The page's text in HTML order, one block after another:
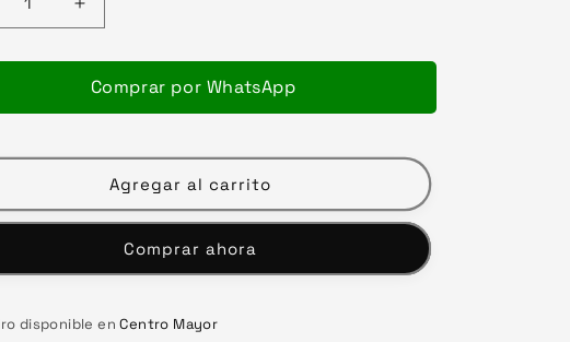
Aumentar
cantidad
para
VISOR
CAMALEON
Comprar por WhatsApp
Agregar al carrito
Comprar ahora
disponible enCentro Mayor